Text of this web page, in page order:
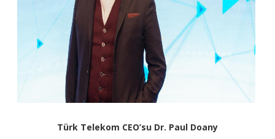
Türk Telekom CEO’su Dr. Paul Doany